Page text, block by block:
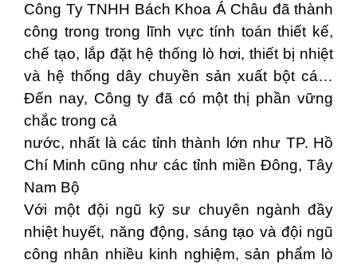
Công Ty TNHH Bách Khoa Á Châu đã thành
công trong trong lĩnh vực tính toán thiết kế,
chế tạo, lắp đặt hệ thống lò hơi, thiết bị nhiệt
và hệ thống dây chuyền sản xuất bột cá…
Đến nay, Công ty đã có một thị phần vững
chắc trong cả
nước, nhất là các tỉnh thành lớn như TP. Hồ
Chí Minh cũng như các tỉnh miền Đông, Tây
Nam Bộ
Với một đội ngũ kỹ sư chuyên ngành đầy
nhiệt huyết, năng động, sáng tạo và đội ngũ
công nhân nhiều kinh nghiệm, sản phẩm lò